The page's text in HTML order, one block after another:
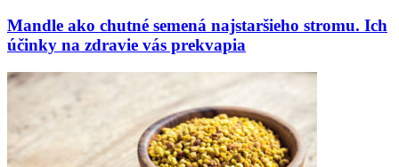
Mandle ako chutné semená najstaršieho stromu. Ich
účinky na zdravie vás prekvapia